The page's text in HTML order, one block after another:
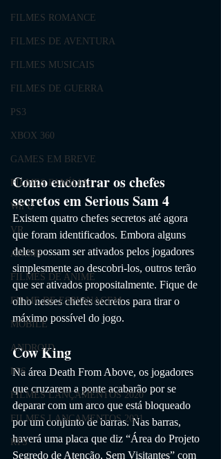
FILMES ROMANCE
FILMES DE AVENTURA
FILMES MUSICAIS
FILMES DE GUERRA
PS3
XBOX 360
GAMES EM BREVE
FILMES FAMÍLIA
Wii U
VR
ANIME
FILMES DE ANIME
FILME DE ESPIONAGEM
MOBILE
ANDROID
IOS
FILMES LANÇAMENTOS 2020
FILMES LANÇAMENTOS 2021
RTS
Como encontrar os chefes
secretos em Serious Sam 4
Existem quatro chefes secretos até agora
que foram identificados. Embora alguns
deles possam ser ativados pelos jogadores
simplesmente ao descobri-los, outros terão
que ser ativados propositalmente. Fique de
olho nesses chefes secretos para tirar o
máximo possível do jogo.
Cow King
Na área Death From Above, os jogadores
que cruzarem a ponte acabarão por se
deparar com um arco que está bloqueado
por um conjunto de barras. Nas barras,
haverá uma placa que diz “Área do Projeto
Segredo de Atenção, Sem Visitantes” com